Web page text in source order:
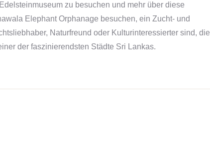
zu besuchen und mehr über diese
Elephant Orphanage besuchen, ein Zucht- und
Naturfreund oder Kulturinteressierter sind, die
der faszinierendsten Städte Sri Lankas.